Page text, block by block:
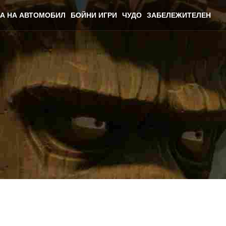
НА АВТОМОБИЛ БОЙНИ ИГРИ ЧУДО ЗАБЕЛЕЖИТЕЛЕН